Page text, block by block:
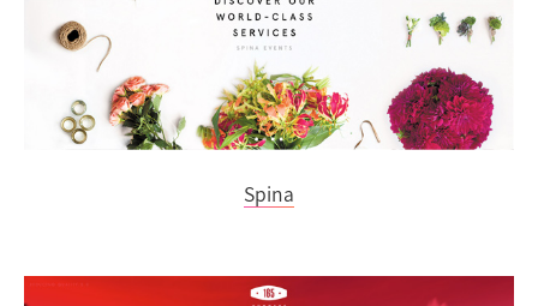
Spina